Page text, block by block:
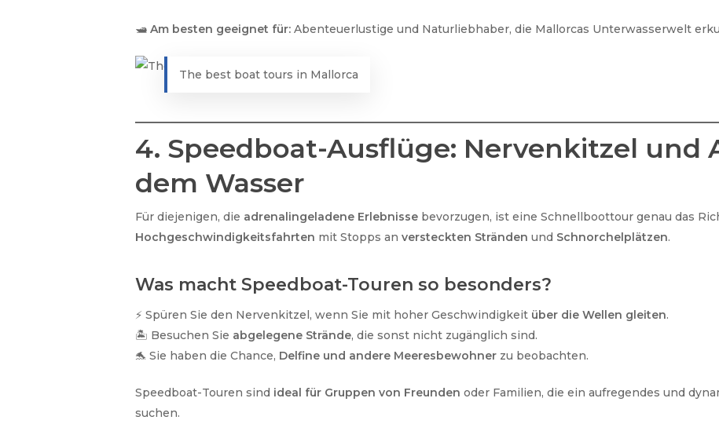
🛥 Am besten geeignet für: Abenteuerlustige und Naturliebhaber, die Mallorcas Unterwasserwelt
The best boat tours in Mallorca
4. Speedboat-Ausflüge: Nervenkitzel und
dem Wasser
Für diejenigen, die adrenalingeladene Erlebnisse bevorzugen, ist eine Schnellboottour genau das
Hochgeschwindigkeitsfahrten mit Stopps an versteckten Stränden und Schnorchelplätzen.
Was macht Speedboat-Touren so besonders?
⚡ Spüren Sie den Nervenkitzel, wenn Sie mit hoher Geschwindigkeit über die Wellen gleiten.
🏝 Besuchen Sie abgelegene Strände, die sonst nicht zugänglich sind.
🐬 Sie haben die Chance, Delfine und andere Meeresbewohner zu beobachten.
Speedboat-Touren sind ideal für Gruppen von Freunden oder Familien, die ein aufregendes und
suchen.